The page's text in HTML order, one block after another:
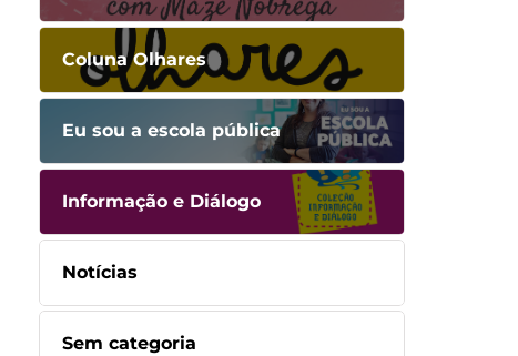
Coluna Olhares
Eu sou a escola pública
Informação e Diálogo
Notícias
Sem categoria